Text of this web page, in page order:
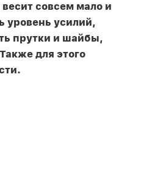
совсем мало и
уровень усилий,
прутки и шайбы,
для этого